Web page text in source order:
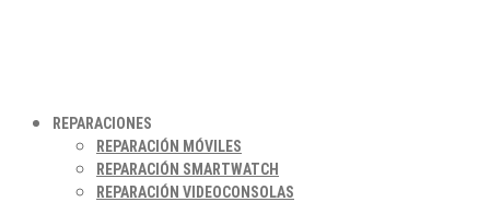
REPARACIONES
REPARACIÓN MÓVILES
REPARACIÓN SMARTWATCH
REPARACIÓN VIDEOCONSOLAS